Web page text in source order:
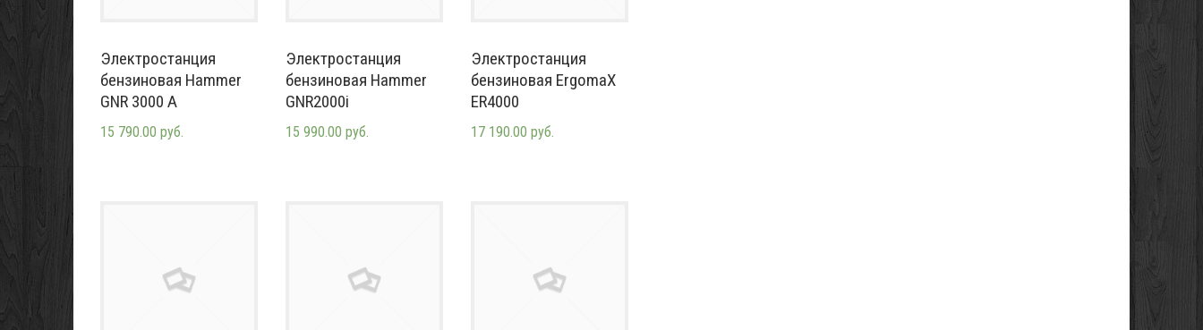
Электростанция
бензиновая Hammer
GNR 3000 A
15 790.00 руб.
Электростанция
бензиновая Hammer
GNR2000i
15 990.00 руб.
Электростанция
бензиновая ErgomaX
ER4000
17 190.00 руб.